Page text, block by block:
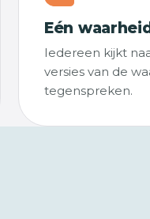
Eén waarheid
Iedereen kijkt
versies van de
tegenspreken.